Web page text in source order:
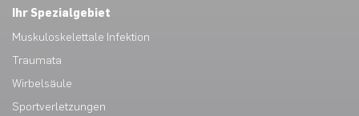
Ihr Spezialgebiet
Muskuloskelettale Infektion
Traumata
Wirbelsäule
Sportverletzungen